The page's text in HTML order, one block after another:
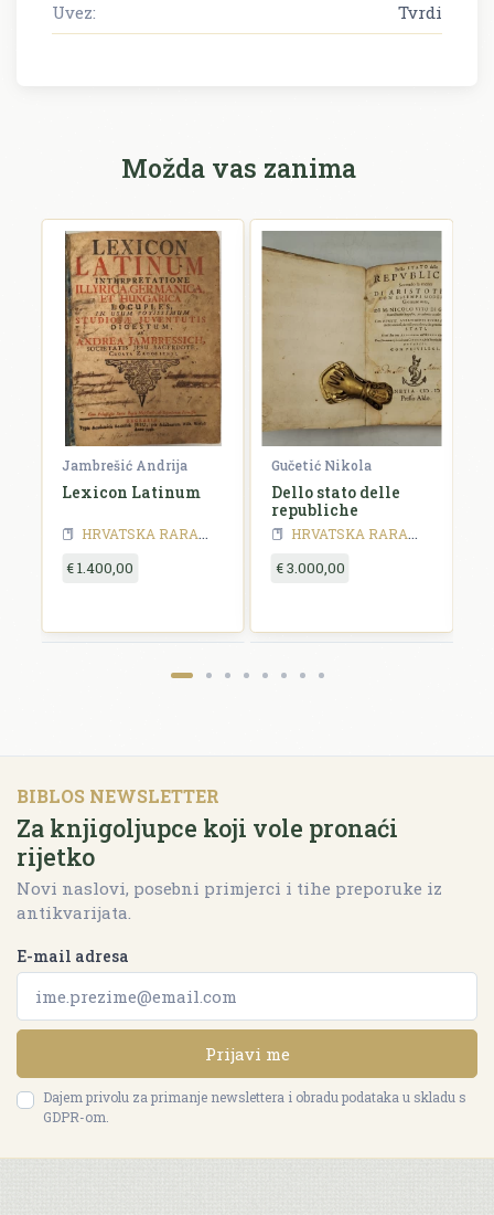
Uvez:
Tvrdi
Možda vas zanima
RARA - 18 stoljeće
Jambrešić Andrija
Lexicon Latinum
HRVATSKA RARA HRVATSKA RARA - 18 stoljeće
€ 1.400,00
Gučetić Nikola
Dello stato delle
republiche
HRVATSKA RARA
€ 3.000,00
BIBLOS NEWSLETTER
Za knjigoljupce koji vole pronaći
rijetko
Novi naslovi, posebni primjerci i tihe preporuke iz
antikvarijata.
E-mail adresa
Prijavi me
Dajem privolu za primanje newslettera i obradu podataka u skladu s
GDPR-om.